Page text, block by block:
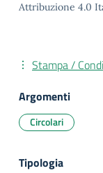
Attribuzione 4.0
Stampa /
Argomenti
Circolari
Tipologia